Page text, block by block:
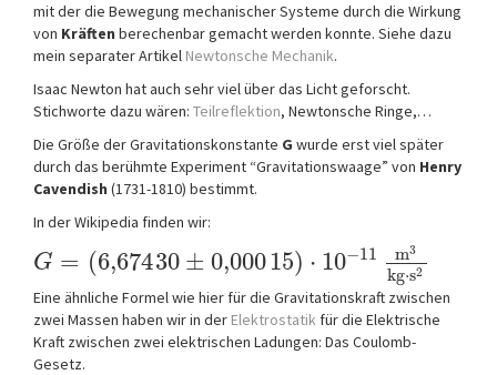
mit der die Bewegung mechanischer Systeme durch die Wirkung
von Kräften berechenbar gemacht werden konnte. Siehe dazu
mein separater Artikel Newtonsche Mechanik.
Isaac Newton hat auch sehr viel über das Licht geforscht.
Stichworte dazu wären: Teilreflektion, Newtonsche Ringe,…
Die Größe der Gravitationskonstante G wurde erst viel später
durch das berühmte Experiment “Gravitationswaage” von Henry
Cavendish (1731-1810) bestimmt.
In der Wikipedia finden wir:
G = (6,67430 ± 0,00015) ⋅ 10−11 m3
kg⋅s2
Eine ähnliche Formel wie hier für die Gravitationskraft zwischen
zwei Massen haben wir in der Elektrostatik für die Elektrische
Kraft zwischen zwei elektrischen Ladungen: Das Coulomb-
Gesetz.